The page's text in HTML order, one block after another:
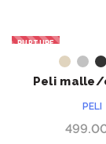
RUPTURE
Peli malle/
PELI